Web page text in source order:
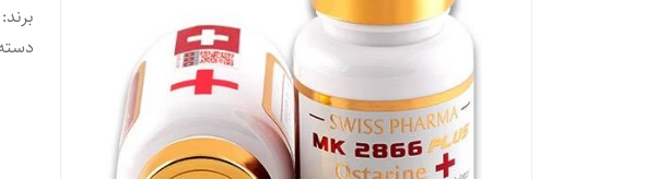
برند: